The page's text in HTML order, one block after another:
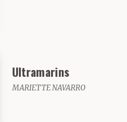
Ultramarins
MARIETTE NAVARRO